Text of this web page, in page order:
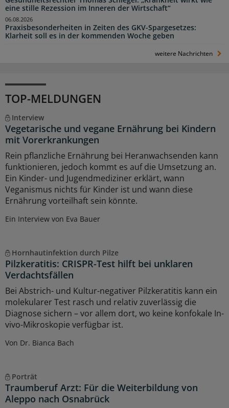
eine stille Rezession im Inneren der Wirtschaft“
Praxisbesonderheiten in Zeiten des GKV-Spargesetzes:
Klarheit soll es in der kommenden Woche geben
06.08.2026
weitere Nachrichten
TOP-MELDUNGEN
Interview
Vegetarische und vegane Ernährung bei Kindern
mit Vorerkrankungen
Rein pflanzliche Ernährung bei Heranwachsenden kann
funktionieren, jedoch kommt es auf die Umsetzung an.
Ein Kinder- und Jugendmediziner erklärt, wann
Veganismus nichts für Kinder ist und wann diese
Ernährung vorteilhaft sein könnte.
Ein Interview von Eva Bauer
Hornhautinfektion durch Pilze
Pilzkeratitis: CRISPR-Test hilft bei unklaren
Verdachtsfällen
Bei Abstrich- und Kultur-negativer Pilzkeratitis kann ein
molekularer Test rasch und relativ zuverlässig die
Diagnose sichern – vor allem dort, wo keine konfokale In-
vivo-Mikroskopie verfügbar ist.
Von Dr. Bianca Bach
Porträt
Traumberuf Arzt: Für die Weiterbildung von
Aleppo nach Osnabrück